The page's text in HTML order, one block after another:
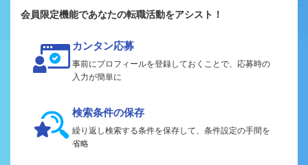
会員限定機能であなたの転職活動をアシスト！
カンタン応募
事前にプロフィールを登録しておくことで、応募時の
入力が簡単に
検索条件の保存
繰り返し検索する条件を保存して、条件設定の手間を
省略